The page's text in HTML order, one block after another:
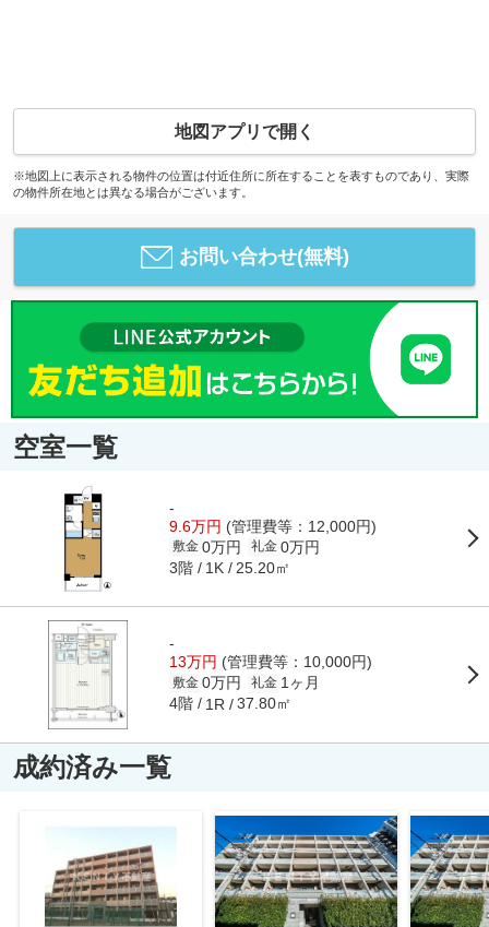
地図アプリで開く
※地図上に表示される物件の位置は付近住所に所在することを表すものであり、実際
の物件所在地とは異なる場合がございます。
お問い合わせ(無料)
空室一覧
-
9.6万円 (管理費等：12,000円)
敷金 0万円 礼金 0万円
3階 1K 25.20㎡
-
13万円 (管理費等：10,000円)
敷金 0万円 礼金 1ヶ月
4階 1R 37.80㎡
成約済み一覧